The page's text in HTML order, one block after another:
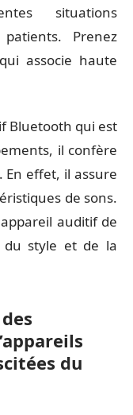
situations
Prenez
associe haute
Bluetooth qui est
il confère
effet, il assure
de sons.
auditif de
du style et de la
du